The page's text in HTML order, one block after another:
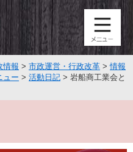
情報 > 市政運営・行政改革 >情報
ュー > 活動日記 > 岩船商工業会と